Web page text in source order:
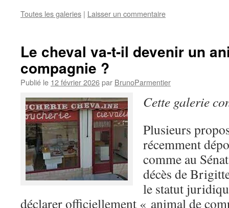
Toutes les galeries | Laisser un commentaire
Le cheval va-t-il devenir un
compagnie ?
Publié le 12 février 2026par BrunoParmentier
Cette galerie
Plusieurs
récemment
comme au
décès de
le statut
déclarer officiellement « animal de